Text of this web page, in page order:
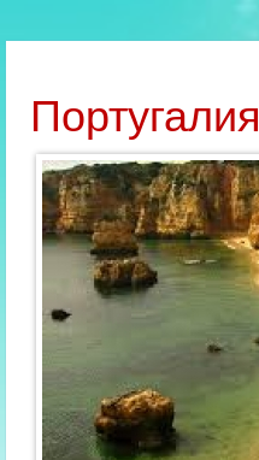
Португалия